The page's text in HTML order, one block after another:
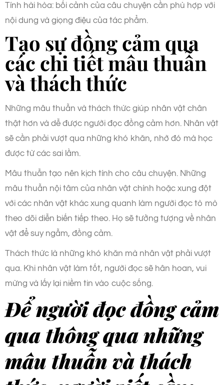
Tính hài hòa: bối cảnh của câu chuyện cần phù hợp với
nội dung và giọng điệu của tác phẩm.
Tạo sự đồng cảm qua
các chi tiết mâu thuẫn
và thách thức
Những mâu thuẫn và thách thức giúp nhân vật chân
thật hơn và dễ được người đọc đồng cảm hơn. Nhân vật
sẽ cần phải vượt qua những khó khăn, nhờ đó mà học
được từ các sai lầm.
Mâu thuẫn tạo nên kịch tính cho câu chuyện. Những
mâu thuẫn nội tâm của nhân vật chính hoặc xung đột
với các nhân vật khác xung quanh làm người đọc tò mò
theo dõi diễn biến tiếp theo. Họ sẽ tưởng tượng về nhân
vật để suy ngẫm, đồng cảm.
Thách thức là những khó khăn mà nhân vật phải vượt
qua. Khi nhân vật làm tốt, người đọc sẽ hân hoan, vui
mừng và lấy lại niềm tin vào cuộc sống.
Để người đọc đồng cảm
qua thông qua những
mâu thuẫn và thách